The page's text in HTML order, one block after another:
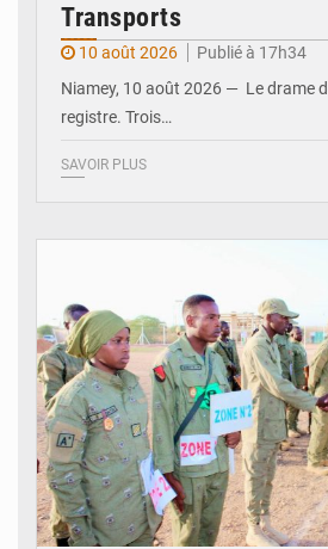
Transports
10 août 2026
Publié à 17h34
Niamey, 10 août 2026 — Le drame
registre. Trois…
SAVOIR PLUS